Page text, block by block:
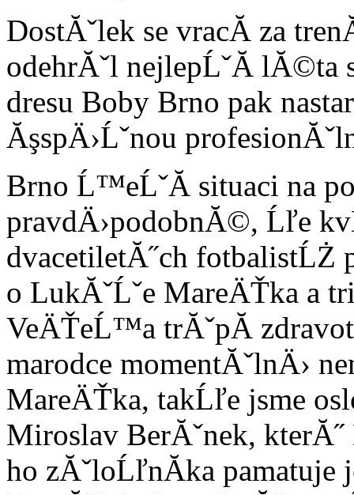
DostĂˇlek se vracĂ­ za
odehrĂˇl nejlepĹˇĂ­
dresu Boby Brno pak
ĂşspÄ›Ĺˇnou
Brno Ĺ™eĹˇĂ­ situaci na
pravdÄ›podobnĂ©, Ĺľe
dvacetiletĂ˝ch
o LukĂˇĹˇe MareÄŤka a
VeÄŤeĹ™a trĂˇpĂ­
marodce momentĂˇlnÄ›
MareÄŤka, takĹľe jsme
Miroslav BerĂˇnek,
ho zĂˇloĹľnĂ­ka pamatuje